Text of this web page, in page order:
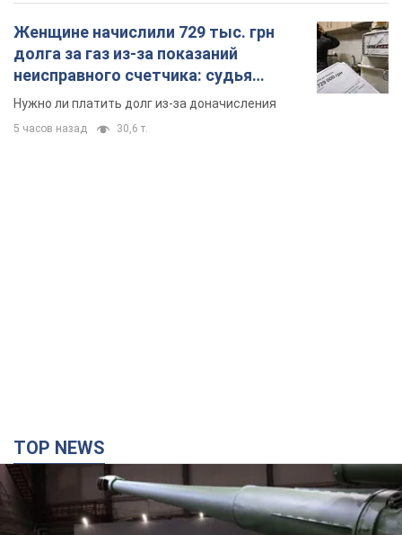
Женщине начислили 729 тыс. грн
долга за газ из-за показаний
неисправного счетчика: судья
вынес неожиданное решение
Нужно ли платить долг из-за доначисления
5 часов назад 30,6 т.
TOP NEWS